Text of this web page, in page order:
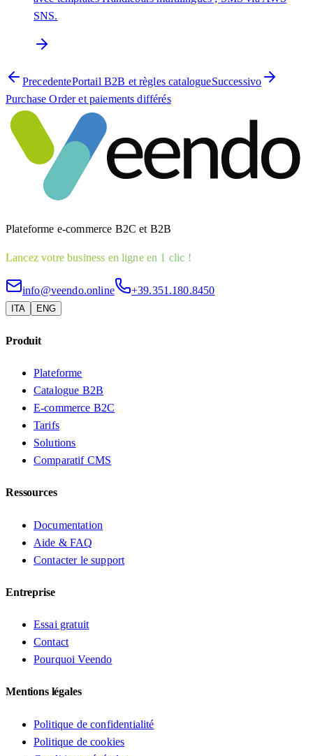
SNS.
PrecedentePortail B2B et règles catalogueSuccessivo
Purchase Order et paiements différés
Plateforme e-commerce B2C et B2B
Lancez votre business en ligne en 1 clic !
info@veendo.online +39.351.180.8450
ITA ENG
Produit
Plateforme
Catalogue B2B
E-commerce B2C
Tarifs
Solutions
Comparatif CMS
Ressources
Documentation
Aide & FAQ
Contacter le support
Entreprise
Essai gratuit
Contact
Pourquoi Veendo
Mentions légales
Politique de confidentialité
Politique de cookies